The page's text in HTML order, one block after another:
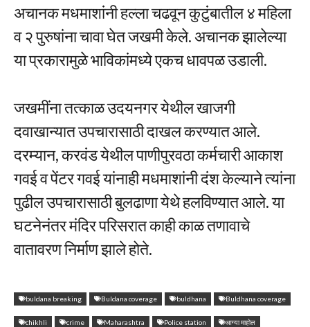
अचानक मधमाशांनी हल्ला चढवून कुटुंबातील ४ महिला
व २ पुरुषांना चावा घेत जखमी केले. अचानक झालेल्या
या प्रकारामुळे भाविकांमध्ये एकच धावपळ उडाली.
जखमींना तत्काळ उदयनगर येथील खाजगी
दवाखान्यात उपचारासाठी दाखल करण्यात आले.
दरम्यान, करवंड येथील पाणीपुरवठा कर्मचारी आकाश
गवई व पेंटर गवई यांनाही मधमाशांनी दंश केल्याने त्यांना
पुढील उपचारासाठी बुलढाणा येथे हलविण्यात आले. या
घटनेनंतर मंदिर परिसरात काही काळ तणावाचे
वातावरण निर्माण झाले होते.
buldana breaking Buldana coverage buldhana Buldhana coverage
chikhli crime Maharashtra Police station आग्या माहोल